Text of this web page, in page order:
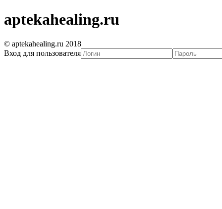
aptekahealing.ru
© aptekahealing.ru 2018
Вход для пользователя